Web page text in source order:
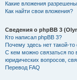
Какие вложения
Как найти свои вложения?
Сведения о phpBB 3
Кто написал phpBB 3?
Почему здесь нет такой-
С кем можно связаться по
юридических вопросов,
Перевод FAQ